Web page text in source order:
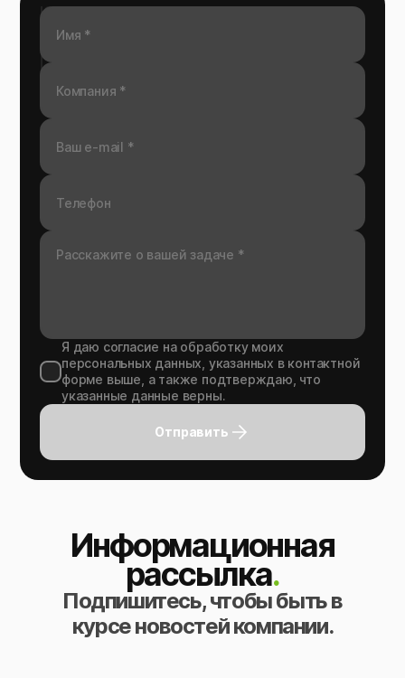
Я даю согласие на обработку моих
персональных данных, указанных в контактной
форме выше, а также подтверждаю, что
указанные данные верны.
Отправить
Информационная
рассылка.
Подпишитесь, чтобы быть в
курсе новостей компании.